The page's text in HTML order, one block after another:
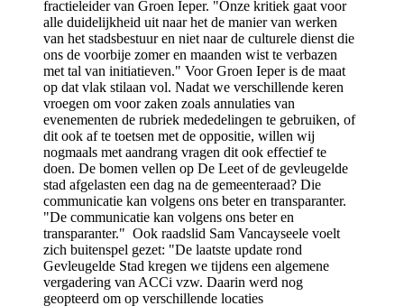
fractieleider van Groen Ieper. "Onze kritiek gaat voor
alle duidelijkheid uit naar het de manier van werken
van het stadsbestuur en niet naar de culturele dienst die
ons de voorbije zomer en maanden wist te verbazen
met tal van initiatieven." Voor Groen Ieper is de maat
op dat vlak stilaan vol. Nadat we verschillende keren
vroegen om voor zaken zoals annulaties van
evenementen de rubriek mededelingen te gebruiken, of
dit ook af te toetsen met de oppositie, willen wij
nogmaals met aandrang vragen dit ook effectief te
doen. De bomen vellen op De Leet of de gevleugelde
stad afgelasten een dag na de gemeenteraad? Die
communicatie kan volgens ons beter en transparanter.
"De communicatie kan volgens ons beter en
transparanter." Ook raadslid Sam Vancayseele voelt
zich buitenspel gezet: "De laatste update rond
Gevleugelde Stad kregen we tijdens een algemene
vergadering van ACCi vzw. Daarin werd nog
geopteerd om op verschillende locaties